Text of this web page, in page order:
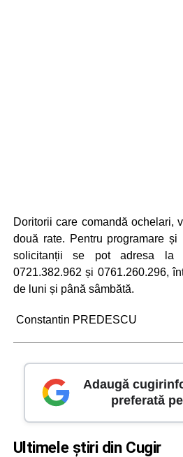
Doritorii care comandă ochelari,
două rate. Pentru programare și
solicitanții se pot adresa la
0721.382.962 și 0761.260.296,
de luni și până sâmbătă.
Constantin PREDESCU
Adaugă
preferată
Ultimele știri din Cugir